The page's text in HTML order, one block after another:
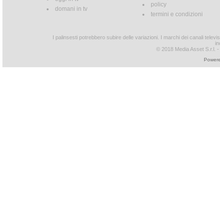
domani in tv
policy
termini e condizioni
I palinsesti potrebbero subire delle variazioni. I marchi dei canali
© 2018 Media Asset S.r.l.